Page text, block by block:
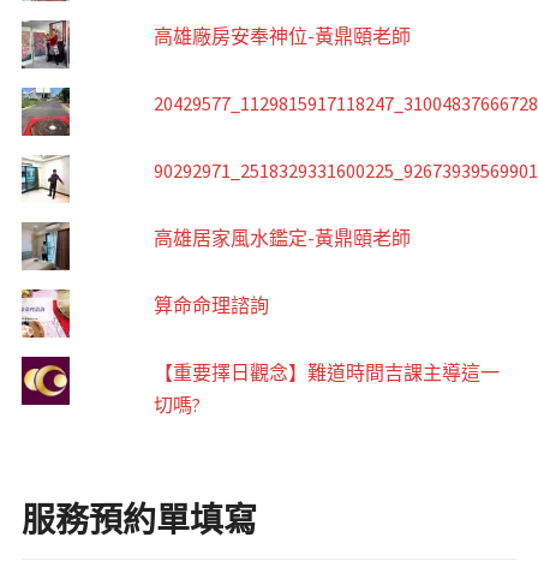
高雄廠房安奉神位-黃鼎頤老師
高雄居家風水鑑定-黃鼎頤老師
算命命理諮詢
【重要擇日觀念】難道時間吉課主導這一
切嗎?
服務預約單填寫